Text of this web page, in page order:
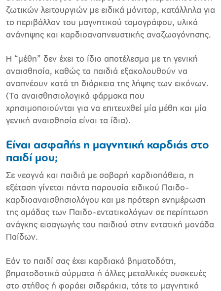
ζωτικών λειτουργιών με ειδικά μόνιτορ, κατάλληλα για
το περιβάλλον του μαγνητικού τομογράφου, υλικά
ανάνηψης και καρδιοαναπνευστικής αναζωογόνησης.
Η “μέθη” δεν έχει το ίδιο αποτέλεσμα με τη γενική
αναισθησία, καθώς τα παιδιά εξακολουθούν να
αναπνέουν κατά τη διάρκεια της λήψης των εικόνων.
(Τα αναισθησιολογικά φάρμακα που
χρησιμοποιούνται για να επιτευχθεί μία μέθη και μία
γενική αναισθησία είναι τα ίδια).
Είναι ασφαλής η μαγνητική καρδιάς στο
παιδί μου;
Σε νεογνά και παιδιά με σοβαρή καρδιοπάθεια, η
εξέταση γίνεται πάντα παρουσία ειδικού Παιδο-
καρδιοαναισθησιολόγου και με πρότερη ενημέρωση
της ομάδας των Παιδο-εντατικολόγων σε περίπτωση
ανάγκης εισαγωγής του παιδιού στην εντατική μονάδα
Παίδων.
Εάν το παιδί σας έχει καρδιακό βηματοδότη,
βηματοδοτικά σύρματα ή άλλες μεταλλικές συσκευές
στο στήθος ή φοράει σιδεράκια, τότε το μαγνητικό